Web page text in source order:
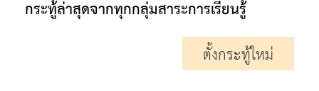
กระทู้ล่าสุดจากทุกกลุ่มสาระการเรียนรู้
ตั้งกระทู้ใหม่